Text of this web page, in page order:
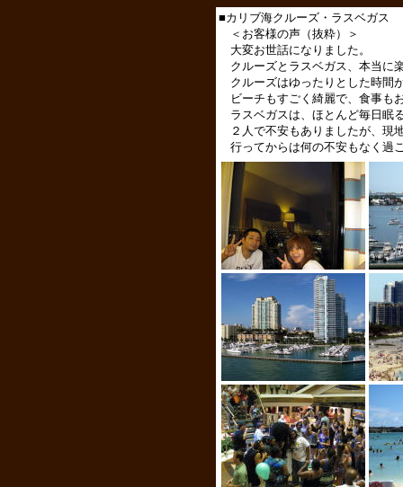
■カリブ海クルーズ・ラスベガス
＜お客様の声（抜粋）＞
大変お世話になりました。
クルーズとラスベガス、本当に
クルーズはゆったりとした時間
ビーチもすごく綺麗で、食事も
ラスベガスは、ほとんど毎日眠
２人で不安もありましたが、現
行ってからは何の不安もなく過